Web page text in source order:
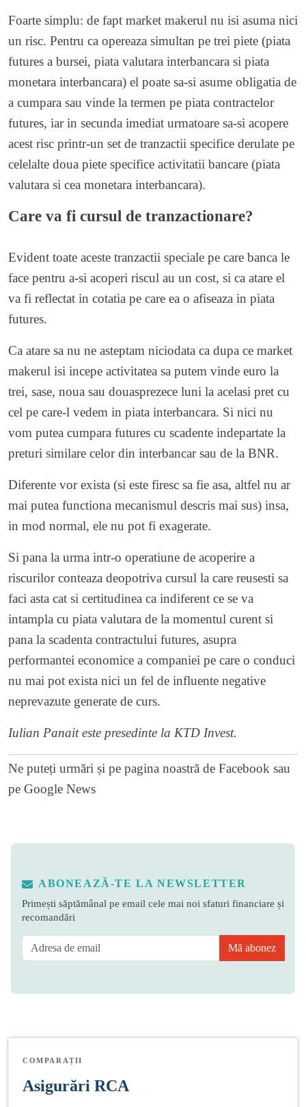
Foarte simplu: de fapt market makerul nu isi asuma nici
un risc. Pentru ca opereaza simultan pe trei piete (piata
futures a bursei, piata valutara interbancara si piata
monetara interbancara) el poate sa-si asume obligatia de
a cumpara sau vinde la termen pe piata contractelor
futures, iar in secunda imediat urmatoare sa-si acopere
acest risc printr-un set de tranzactii specifice derulate pe
celelalte doua piete specifice activitatii bancare (piata
valutara si cea monetara interbancara).
Care va fi cursul de tranzactionare?
Evident toate aceste tranzactii speciale pe care banca le
face pentru a-si acoperi riscul au un cost, si ca atare el
va fi reflectat in cotatia pe care ea o afiseaza in piata
futures.
Ca atare sa nu ne asteptam niciodata ca dupa ce market
makerul isi incepe activitatea sa putem vinde euro la
trei, sase, noua sau douasprezece luni la acelasi pret cu
cel pe care-l vedem in piata interbancara. Si nici nu
vom putea cumpara futures cu scadente indepartate la
preturi similare celor din interbancar sau de la BNR.
Diferente vor exista (si este firesc sa fie asa, altfel nu ar
mai putea functiona mecanismul descris mai sus) insa,
in mod normal, ele nu pot fi exagerate.
Si pana la urma intr-o operatiune de acoperire a
riscurilor conteaza deopotriva cursul la care reusesti sa
faci asta cat si certitudinea ca indiferent ce se va
intampla cu piata valutara de la momentul curent si
pana la scadenta contractului futures, asupra
performantei economice a companiei pe care o conduci
nu mai pot exista nici un fel de influente negative
neprevazute generate de curs.
Iulian Panait este presedinte la KTD Invest.
Ne puteți urmări și pe pagina noastră de Facebook sau
pe Google News
ABONEAZĂ-TE LA NEWSLETTER
Primești săptămânal pe email cele mai noi sfaturi financiare și
recomandări
Mă abonez
COMPARAȚII
Asigurări RCA